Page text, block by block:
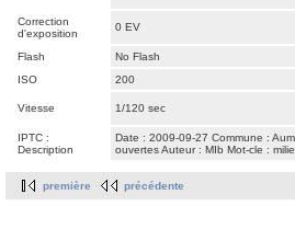
Correction
d'exposition
0 EV
Flash
No Flash
ISO
200
Vitesse 1/120 sec
IPTC :
Description
Date : 2009-09-27 Commune :
ouvertes Auteur : MIb Mot-cle :
première précédente